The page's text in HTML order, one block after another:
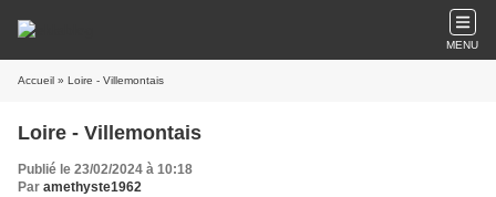
MENU
Accueil » Loire - Villemontais
Loire - Villemontais
Publié le 23/02/2024 à 10:18
Par amethyste1962